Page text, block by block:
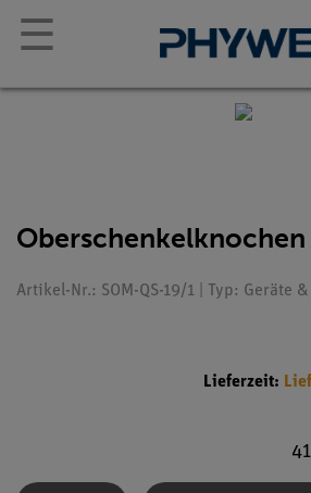
☰
Oberschenkelknochen
Artikel-Nr.: SOM-QS-19/1 | Typ: Geräte
Lieferzeit: